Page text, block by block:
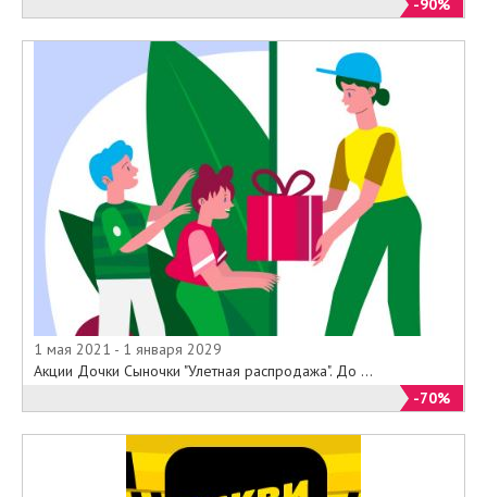
-90%
1 мая 2021 - 1 января 2029
Акции Дочки Сыночки "Улетная распродажа". До ...
-70%